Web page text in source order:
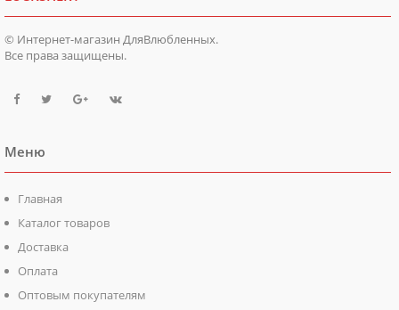
© Интернет-магазин ДляВлюбленных.
Все права защищены.
Меню
Главная
Каталог товаров
Доставка
Оплата
Оптовым покупателям